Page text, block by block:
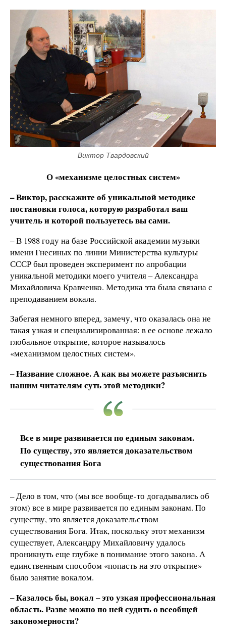
Виктор Твардовский
О «механизме целостных систем»
– Виктор, расскажите об уникальной методике
постановки голоса, которую разработал ваш
учитель и которой пользуетесь вы сами.
– В 1988 году на базе Российской академии музыки
имени Гнесиных по линии Министерства культуры
СССР был проведен эксперимент по апробации
уникальной методики моего учителя – Александра
Михайловича Кравченко. Методика эта была связана с
преподаванием вокала.
Забегая немного вперед, замечу, что оказалась она не
такая узкая и специализированная: в ее основе лежало
глобальное открытие, которое называлось
«механизмом целостных систем».
– Название сложное. А как вы можете разъяснить
нашим читателям суть этой методики?
Все в мире развивается по единым законам.
По существу, это является доказательством
существования Бога
– Дело в том, что (мы все вообще-то догадывались об
этом) все в мире развивается по единым законам. По
существу, это является доказательством
существования Бога. Итак, поскольку этот механизм
существует, Александру Михайловичу удалось
проникнуть еще глубже в понимание этого закона. А
единственным способом «попасть на это открытие»
было занятие вокалом.
– Казалось бы, вокал – это узкая профессиональная
область. Разве можно по ней судить о всеобщей
закономерности?